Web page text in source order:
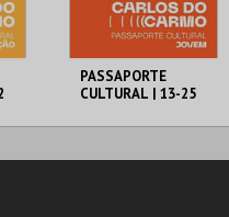
PASSAPORTE
CULTURAL | 13-25
MUNICÍPIO DE
13-25 ANOS